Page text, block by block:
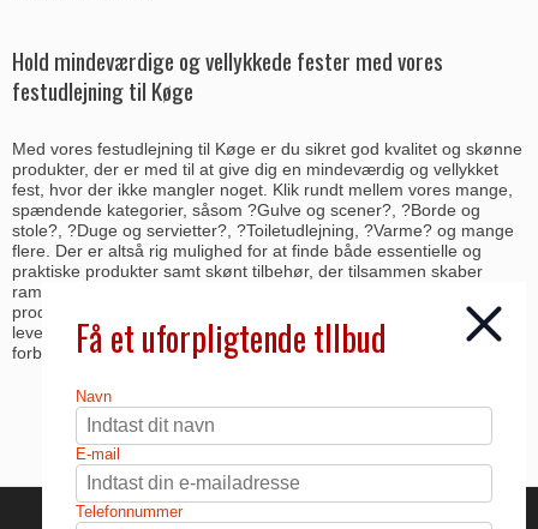
Hold mindeværdige og vellykkede fester med vores
festudlejning til Køge
Med vores festudlejning til Køge er du sikret god kvalitet og skønne
produkter, der er med til at give dig en mindeværdig og vellykket
fest, hvor der ikke mangler noget. Klik rundt mellem vores mange,
spændende kategorier, såsom ?Gulve og scener?, ?Borde og
stole?, ?Duge og servietter?, ?Toiletudlejning, ?Varme? og mange
flere. Der er altså rig mulighed for at finde både essentielle og
praktiske produkter samt skønt tilbehør, der tilsammen skaber
ramme om dine fester, store som små. Find blot de helt rigtige
produkter til netop din fest, så sørger vi for sikker og professionel
levering, så du kan koncentrere dig om festens øvrige gøremål og
forberedelser.Få et uforpligtende tllbud
Navn
E-mail
Telefonnummer